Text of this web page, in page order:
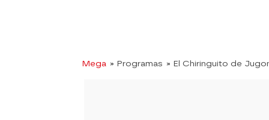
Mega » Programas » El Chiringuito de